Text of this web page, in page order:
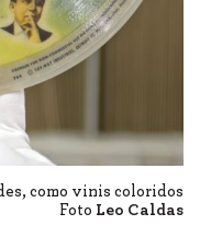
como vinis coloridos
Foto Leo Caldas